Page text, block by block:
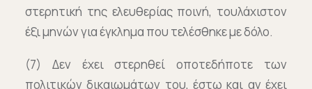
στερητική της ελευθερίας ποινή, τουλάχιστον
έξι μηνών για έγκλημα που τελέσθηκε με δόλο.
(7) Δεν έχει στερηθεί οποτεδήποτε των
πολιτικών δικαιωμάτων του, έστω και αν έχει